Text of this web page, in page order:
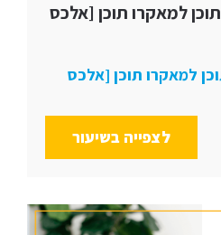
למאקרו תוכן [אלכס
למאקרו תוכן [אלכס
לצפייה בשיעור